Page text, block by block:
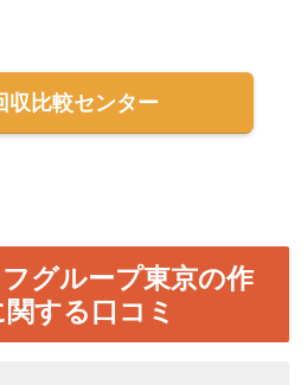
収比較センター
グループ東京の作
する口コミ